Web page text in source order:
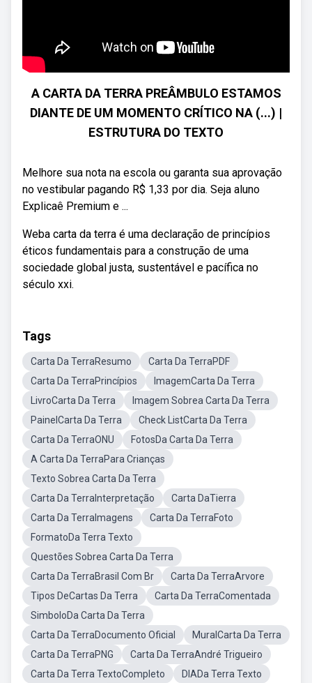
A CARTA DA TERRA PREÂMBULO ESTAMOS
DIANTE DE UM MOMENTO CRÍTICO NA (...) |
ESTRUTURA DO TEXTO
Melhore sua nota na escola ou garanta sua aprovação
no vestibular pagando R$ 1,33 por dia. Seja aluno
Explicaê Premium e ...
Weba carta da terra é uma declaração de princípios
éticos fundamentais para a construção de uma
sociedade global justa, sustentável e pacífica no
século xxi.
Tags
Carta Da TerraResumo
Carta Da TerraPDF
Carta Da TerraPrincípios
ImagemCarta Da Terra
LivroCarta Da Terra
Imagem Sobrea Carta Da Terra
PainelCarta Da Terra
Check ListCarta Da Terra
Carta Da TerraONU
FotosDa Carta Da Terra
A Carta Da TerraPara Crianças
Texto Sobrea Carta Da Terra
Carta Da TerraInterpretação
Carta DaTierra
Carta Da TerraImagens
Carta Da TerraFoto
FormatoDa Terra Texto
Questões Sobrea Carta Da Terra
Carta Da TerraBrasil Com Br
Carta Da TerraArvore
Tipos DeCartas Da Terra
Carta Da TerraComentada
SimboloDa Carta Da Terra
Carta Da TerraDocumento Oficial
MuralCarta Da Terra
Carta Da TerraPNG
Carta Da TerraAndré Trigueiro
Carta Da Terra TextoCompleto
DIADa Terra Texto